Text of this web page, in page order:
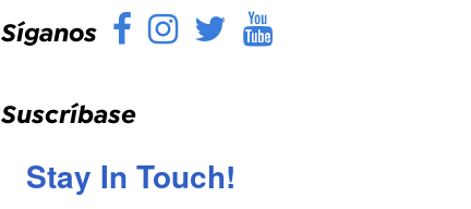
Síganos Facebook
Instagram
Twitter
YouTube
Suscríbase
Stay In Touch!